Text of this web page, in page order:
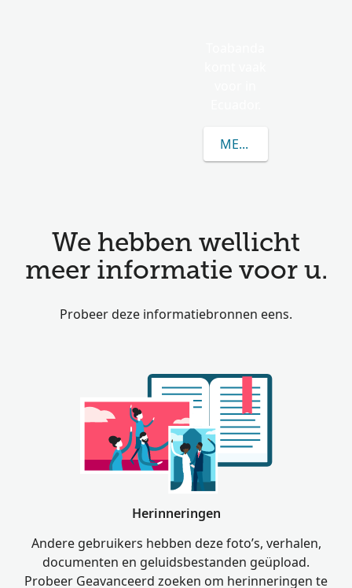
MEER OVER
We hebben wellicht
meer informatie voor u.
Probeer deze informatiebronnen eens.
Herinneringen
Andere gebruikers hebben deze foto’s, verhalen,
documenten en geluidsbestanden geüpload.
Probeer Geavanceerd zoeken om herinneringen te